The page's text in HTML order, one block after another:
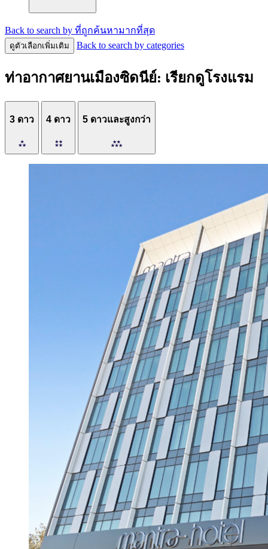
Back to search by ที่ถูกค้นหามากที่สุด
ดูตัวเลือกเพิ่มเติม Back to search by categories
ท่าอากาศยานเมืองซิดนีย์: เรียกดูโรงแรม
3 ดาว 4 ดาว 5 ดาวและสูงกว่า